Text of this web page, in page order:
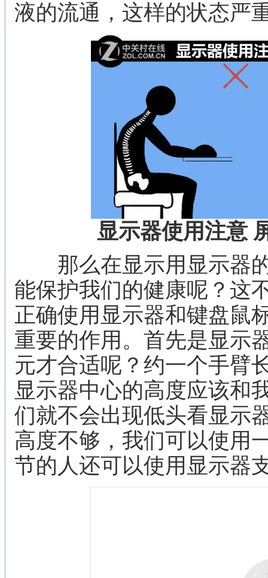
液的流通，这样的状态严
显示器使用注意
那么在显示用显示器的
能保护我们的健康呢？这
正确使用显示器和键盘鼠
重要的作用。首先是显示
元才合适呢？约一个手臂
显示器中心的高度应该和
们就不会出现低头看显示
高度不够，我们可以使用
节的人还可以使用显示器